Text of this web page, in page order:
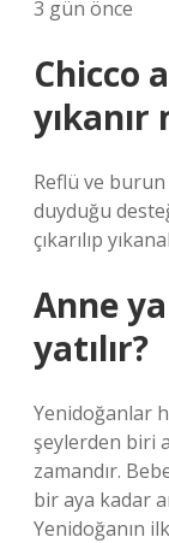
3 gün önce
Chicco
yıkanır
Reflü ve burun
duyduğu
çıkarılıp
Anne
yatılır?
Yenidoğanlar
şeylerden biri
zamandır.
bir aya kadar
Yenidoğanın